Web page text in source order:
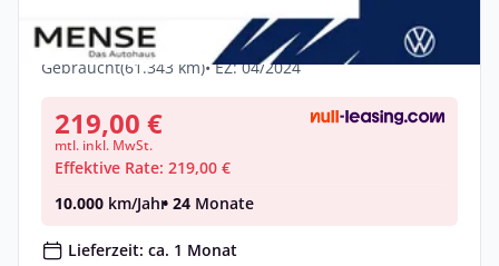
IQ.Light Matrix AHK LM
Benzin •Automatik •
245 PS (180 kW)
Gebraucht(61.343 km)• EZ: 04/2024
219,00 €
mtl. inkl. MwSt.
Effektive Rate: 219,00 €
10.000 km/Jahr• 24 Monate
Lieferzeit: ca. 1 Monat